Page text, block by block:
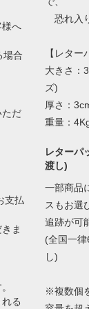
様へ
場合
ただ
支払
ま
る
恐れ入
【レター
大きさ：
ズ)
厚さ：
重量：
レターパ
渡し)
一部商品
スもお選
追跡が可
(全国一
し)
※複数個